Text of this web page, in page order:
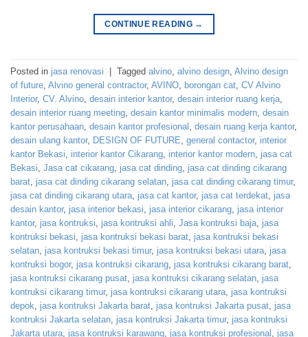
CONTINUE READING →
Posted in jasa renovasi | Tagged alvino alvino design Alvino design
of future Alvino general contractor, AVINO borongan cat CV Alvino
Interior, CV. Alvino desain interior kantor, desain interior ruang kerja
desain interior ruang meeting desain kantor minimalis modern desain
kantor perusahaan desain kantor profesional desain ruang kerja kantor,
desain ulang kantor, DESIGN OF FUTURE general contactor, interior
kantor Bekasi
interior kantor Cikarang interior kantor modern jasa cat
Bekasi Jasa cat cikarang jasa cat dinding jasa cat dinding cikarang
barat jasa cat dinding cikarang selatan jasa cat dinding cikarang timur,
jasa cat dinding cikarang utara jasa cat kantor, jasa cat terdekat jasa
desain kantor, jasa interior bekasi jasa interior cikarang jasa interior
kantor, jasa kontruksi jasa kontruksi ahli Jasa kontruksi baja jasa
kontruksi bekasi
jasa kontruksi bekasi barat jasa kontruksi bekasi
selatan jasa kontruksi bekasi timur, jasa kontruksi bekasi utara jasa
kontruksi bogor, jasa kontruksi cikarang jasa kontruksi cikarang barat
jasa kontruksi cikarang pusat jasa kontruksi cikarang selatan jasa
kontruksi cikarang timur, jasa kontruksi cikarang utara jasa kontruksi
depok
jasa kontruksi Jakarta barat jasa kontruksi Jakarta pusat jasa
kontruksi Jakarta selatan jasa kontruksi Jakarta timur, jasa kontruksi
Jakarta utara jasa kontruksi karawang jasa kontruksi profesional jasa